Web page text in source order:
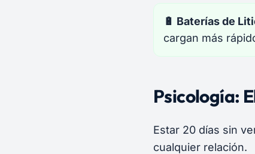
🔋 Baterías de
cargan más
Psicología:
Estar 20 días sin
cualquier relación.